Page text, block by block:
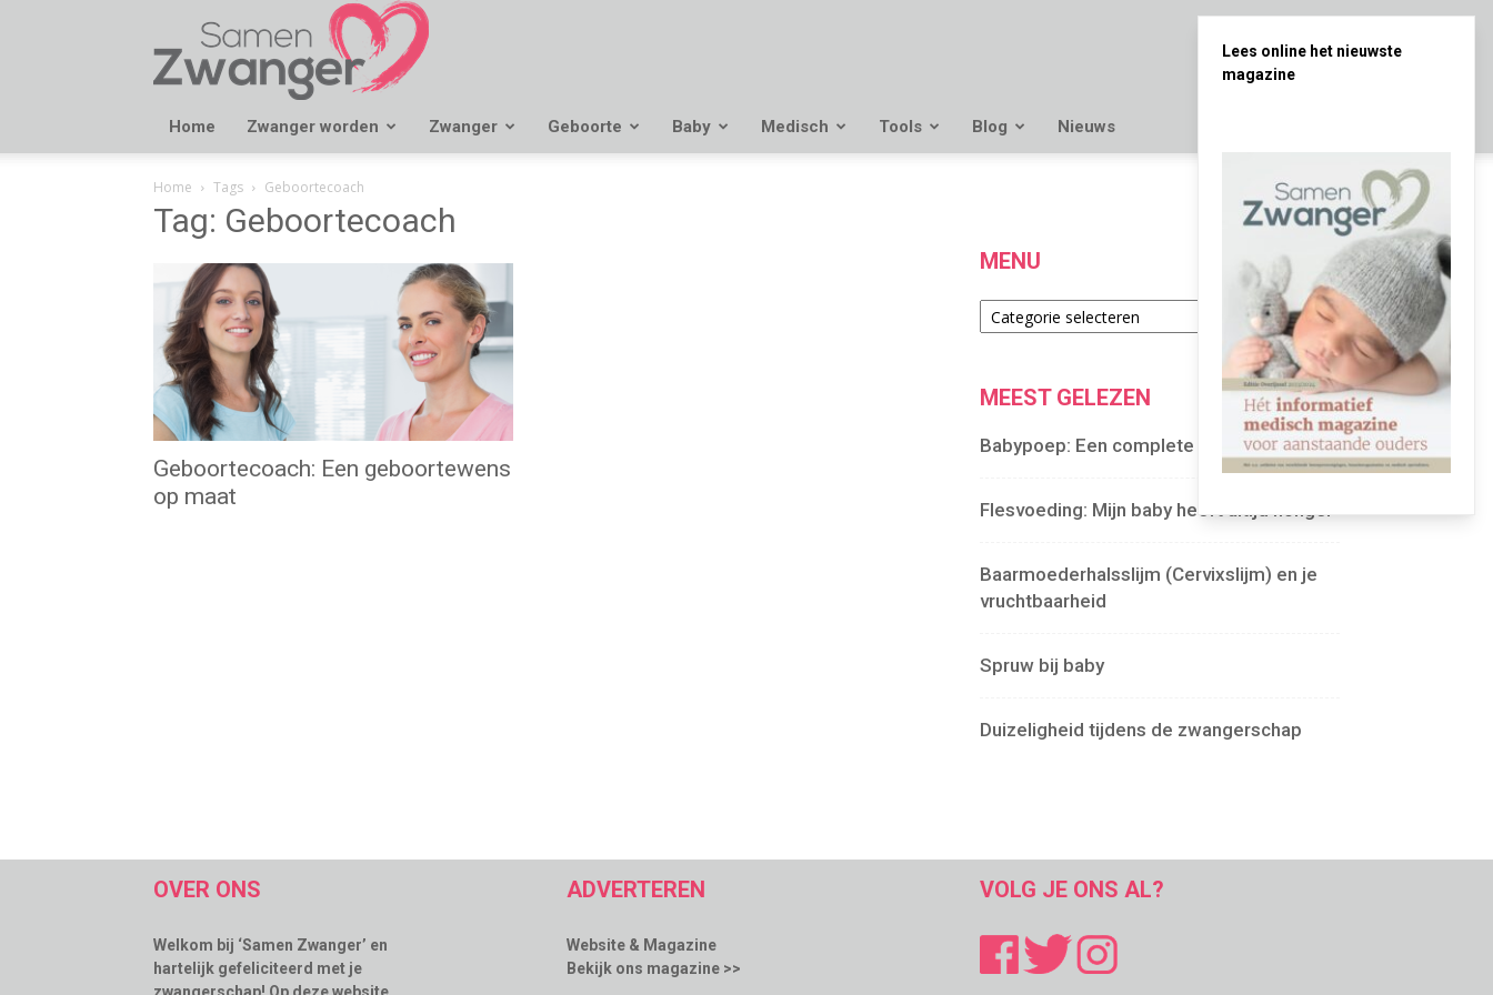
Samen
Zwanger
Home Zwanger worden Zwanger Geboorte Baby Medisch Tools Blog Nieuws
Home Tags Geboortecoach
Tag: Geboortecoach
Geboortecoach: Een geboortewens
op maat
MENU
Menu
MEEST GELEZEN
Babypoep: Een complete gids
Flesvoeding: Mijn baby heeft altijd honger
Baarmoederhalsslijm (Cervixslijm) en je
vruchtbaarheid
Spruw bij baby
Duizeligheid tijdens de zwangerschap
OVER ONS
Welkom bij ‘Samen Zwanger’ en
hartelijk gefeliciteerd met je
ADVERTEREN
Website & Magazine
Bekijk ons magazine >>
VOLG JE ONS AL?
Lees online het nieuwste
magazine